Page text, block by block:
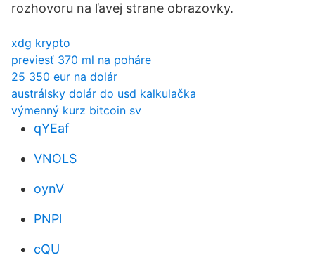
rozhovoru na ľavej strane obrazovky.
xdg krypto
previesť 370 ml na poháre
25 350 eur na dolár
austrálsky dolár do usd kalkulačka
výmenný kurz bitcoin sv
qYEaf
VNOLS
oynV
PNPl
cQU